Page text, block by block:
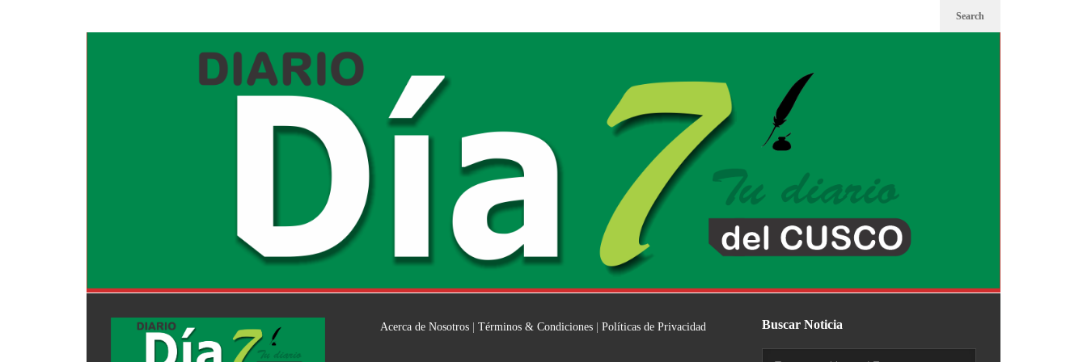
Search
Acerca de Nosotros |Términos & Condiciones |Políticas de Privacidad Buscar Noticia